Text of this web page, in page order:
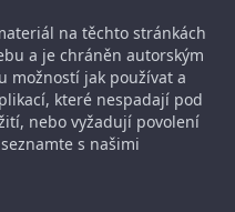
na těchto stránkách
a je chráněn autorským
možností jak používat a
které nespadají pod
nebo vyžadují povolení
s našimi